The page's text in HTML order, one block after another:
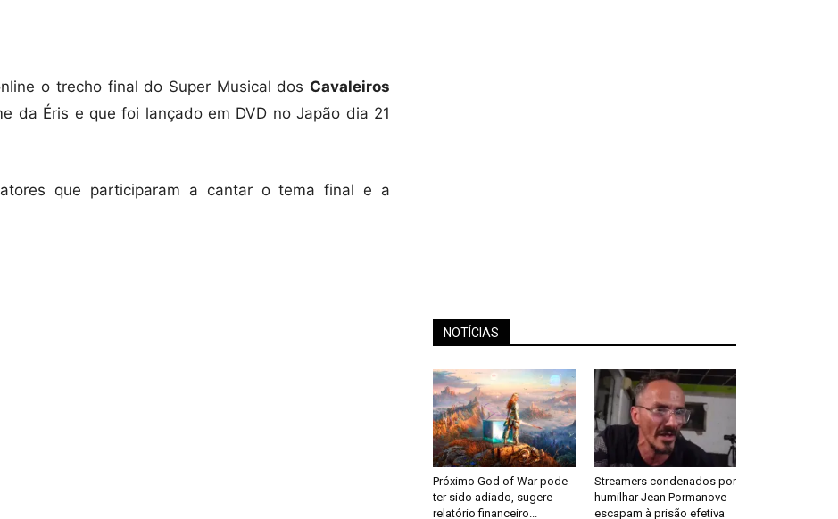
o trecho final do Super Musical dos Cavaleiros
da Éris e que foi lançado em DVD no Japão dia 21
que participaram a cantar o tema final e a
NOTÍCIAS
Próximo God of War pode
ter sido adiado, sugere
relatório financeiro...
Streamers condenados por
humilhar Jean Pormanove
escapam à prisão efetiva